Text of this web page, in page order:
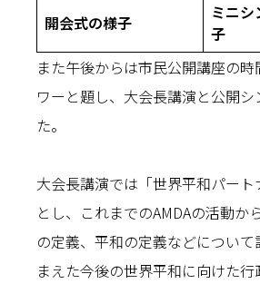
開会式の様子
ミニ
子
また午後からは市民公開講座の
ワーと題し、大会長講演と公開
た。
大会長講演では「世界平和パート
とし、これまでのAMDAの活動か
の定義、平和の定義などについ
まえた今後の世界平和に向けた行